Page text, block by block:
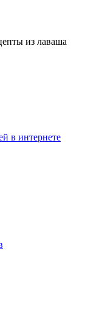
из лаваша
в интернете